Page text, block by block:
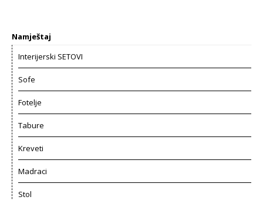
Namještaj
Interijerski SETOVI
Sofe
Fotelje
Tabure
Kreveti
Madraci
Stol